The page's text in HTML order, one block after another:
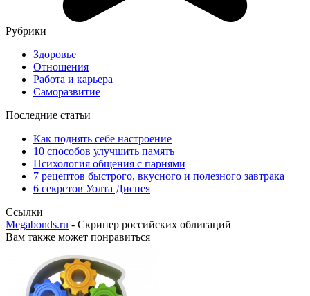
Рубрики
Здоровье
Отношения
Работа и карьера
Саморазвитие
Последние статьи
Как поднять себе настроение
10 способов улучшить память
Психология общения с парнями
7 рецептов быстрого, вкусного и полезного завтрака
6 секретов Уолта Диснея
Ссылки
Megabonds.ru - Скринер российских облигаций
Вам также может понравиться